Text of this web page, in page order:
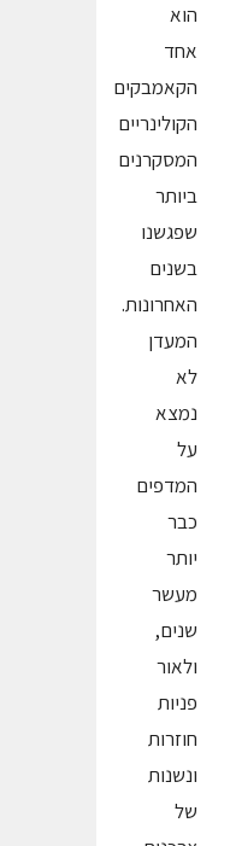
הוא
אחד
הקאמבקים
הקולינריים
המסקרנים
ביותר
שפגשנו
בשנים
האחרונות.
המעדן
לא
נמצא
על
המדפים
כבר
יותר
מעשר
שנים,
ולאור
פניות
חוזרות
ונשנות
של